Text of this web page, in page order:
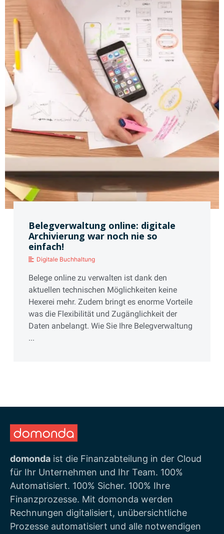
Belegverwaltung online: digitale
Archivierung war noch nie so
einfach!
Digitale Buchhaltung
Belege online zu verwalten ist dank den
aktuellen technischen Möglichkeiten keine
Hexerei mehr. Zudem bringt es enorme Vorteile
was die Flexibilität und Zugänglichkeit der
Daten anbelangt. Wie Sie Ihre Belegverwaltung
...
domonda ist die Finanzabteilung in der Cloud
für Ihr Unternehmen und Ihr Team. 100%
Automatisiert. 100% Sicher. 100% Ihre
Finanzprozesse. Mit domonda werden
Rechnungen digitalisiert, unübersichtliche
Prozesse automatisiert und alle notwendigen